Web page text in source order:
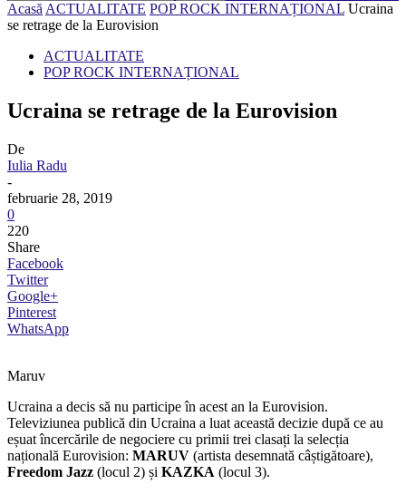
Acasă ACTUALITATE POP ROCK INTERNAȚIONAL Ucraina
se retrage de la Eurovision
ACTUALITATE
POP ROCK INTERNAȚIONAL
Ucraina se retrage de la Eurovision
De
Iulia Radu
-
februarie 28, 2019
0
220
Share
Facebook
Twitter
Google+
Pinterest
WhatsApp
Maruv
Ucraina a decis să nu participe în acest an la Eurovision.
Televiziunea publică din Ucraina a luat această decizie după ce au
eșuat încercările de negociere cu primii trei clasați la selecția
națională Eurovision: MARUV (artista desemnată câștigătoare),
Freedom Jazz (locul 2) și KAZKA (locul 3).